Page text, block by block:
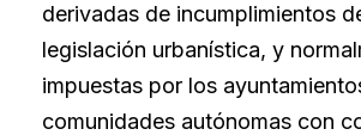
derivadas de incumplimientos
legislación urbanística, y
impuestas por los
comunidades autónomas con